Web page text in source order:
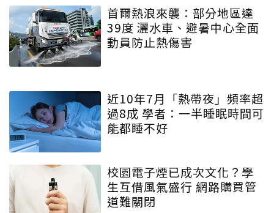
首爾熱浪來襲：部分地區達
39度 灑水車、避暑中心全面
動員防止熱傷害
近10年7月「熱帶夜」頻率超
過8成 學者：一半睡眠時間可
能都睡不好
校園電子煙已成次文化？學
生互借風氣盛行 網路購買管
道難關閉